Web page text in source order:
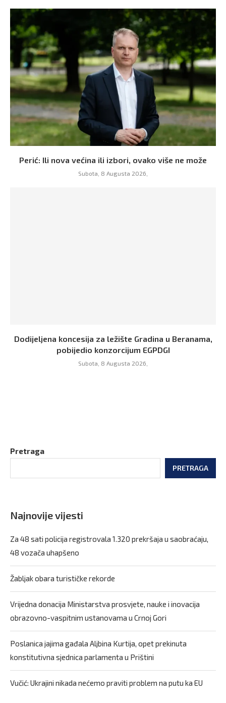
Perić: Ili nova većina ili izbori, ovako više ne može
Subota, 8 Augusta 2026,
Dodijeljena koncesija za ležište Gradina u Beranama,
pobijedio konzorcijum EGPDGI
Subota, 8 Augusta 2026,
Pretraga
PRETRAGA
Najnovije vijesti
Za 48 sati policija registrovala 1.320 prekršaja u saobraćaju,
48 vozača uhapšeno
Žabljak obara turističke rekorde
Vrijedna donacija Ministarstva prosvjete, nauke i inovacija
obrazovno-vaspitnim ustanovama u Crnoj Gori
Poslanica jajima gađala Aljbina Kurtija, opet prekinuta
konstitutivna sjednica parlamenta u Prištini
Vučić: Ukrajini nikada nećemo praviti problem na putu ka EU